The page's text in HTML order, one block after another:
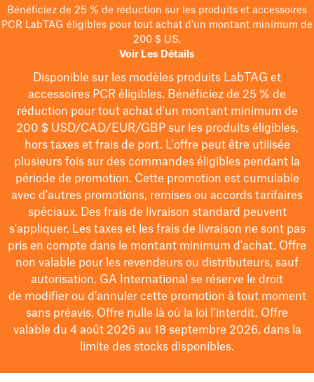
Bénéficiez de 25 % de réduction sur les produits et accessoires
PCR LabTAG éligibles pour tout achat d'un montant minimum de
200 $ US.
Voir Les Détails
Disponible sur les modèles produits LabTAG et
accessoires PCR éligibles. Bénéficiez de 25 % de
réduction pour tout achat d'un montant minimum de
200 $USD/CAD/EUR/GBPsur les produits éligibles,
hors taxes et frais de port. L'offre peut être utilisée
plusieurs fois sur des commandes éligibles pendant la
période de promotion. Cette promotion est cumulable
avec d'autres promotions, remises ou accords tarifaires
spéciaux. Des frais de livraison standard peuvent
s'appliquer. Les taxes et les frais de livraison ne sont pas
pris en compte dans le montant minimum d'achat. Offre
non valable pour les revendeurs ou distributeurs, sauf
autorisation. GA International se réserve le droit
de modifierou d’annuler cette promotion à tout moment
sans préavis. Offre nulle là où la loi l’interdit. Offre
valable du 4 août 2026 au 18 septembre 2026, dans la
limite des stocks disponibles.